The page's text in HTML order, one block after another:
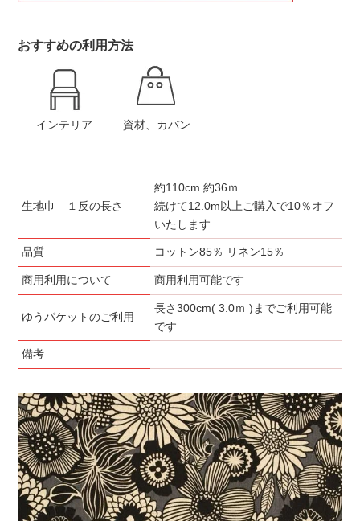
おすすめの利用方法
インテリア 資材、カバン
生地巾 １反の長さ
約110cm 約36ｍ
続けて12.0m以上ご購入で10％オフ
いたします
品質 コットン85％ リネン15％
商用利用について 商用利用可能です
ゆうパケットのご利用
長さ300cm( 3.0ｍ )までご利用可能
です
備考